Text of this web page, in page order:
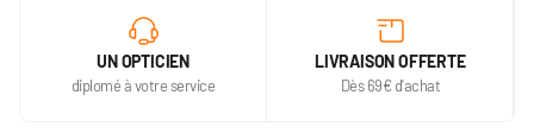
UN OPTICIEN
diplomé à votre service
LIVRAISON OFFERTE
Dès 69€ d'achat